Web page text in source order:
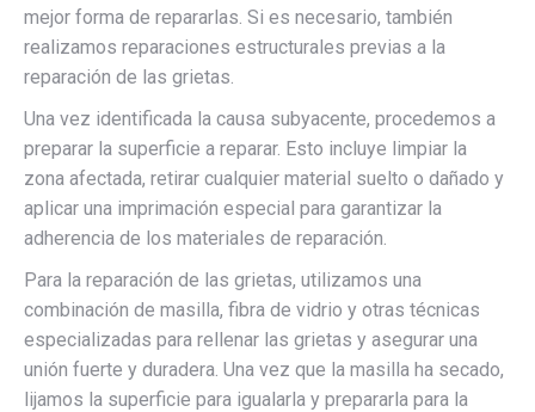
mejor forma de repararlas. Si es necesario, también
realizamos reparaciones estructurales previas a la
reparación de las grietas.
Una vez identificada la causa subyacente, procedemos a
preparar la superficie a reparar. Esto incluye limpiar la
zona afectada, retirar cualquier material suelto o dañado y
aplicar una imprimación especial para garantizar la
adherencia de los materiales de reparación.
Para la reparación de las grietas, utilizamos una
combinación de masilla, fibra de vidrio y otras técnicas
especializadas para rellenar las grietas y asegurar una
unión fuerte y duradera. Una vez que la masilla ha secado,
lijamos la superficie para igualarla y prepararla para la